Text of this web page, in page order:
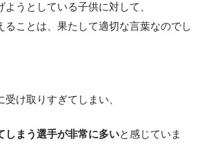
うとしている子供に対して、
ることは、果たして適切な言葉なのでし
受け取りすぎてしまい、
しまう選手が非常に多いと感じていま